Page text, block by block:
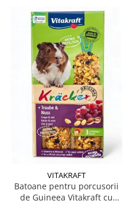
VITAKRAFT
Batoane pentru porcusorii
de Guineea Vitakraft cu